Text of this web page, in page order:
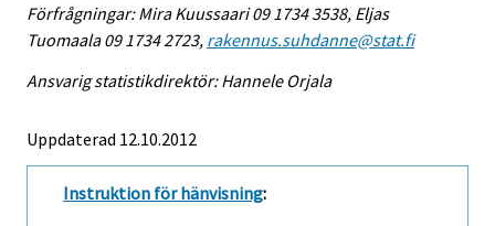
Förfrågningar: Mira Kuussaari 09 1734 3538, Eljas
Tuomaala 09 1734 2723, rakennus.suhdanne@stat.fi
Ansvarig statistikdirektör: Hannele Orjala
Uppdaterad 12.10.2012
Instruktion för hänvisning: